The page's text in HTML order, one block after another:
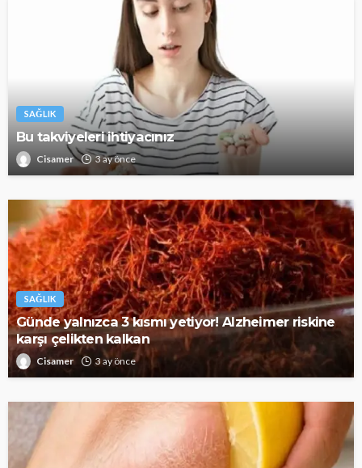
SAĞLIK
Bu takviyeleri ihtiyacınız
Cisamer 3 ay önce
SAĞLIK
Günde yalnızca 3 kısmı yetiyor! Alzheimer riskine
karşı çelikten kalkan
Cisamer 3 ay önce